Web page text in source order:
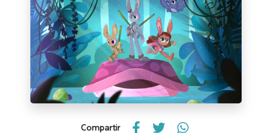
Compartir